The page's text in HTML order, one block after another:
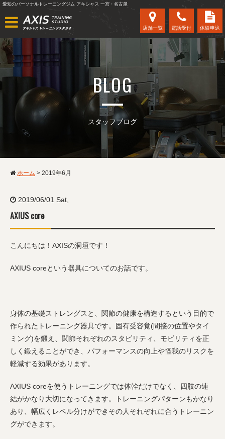
愛知のパーソナルトレーニングジム アキシャス 一宮・名古屋
店舗一覧 電話受付 体験申込
BLOG
スタッフブログ
ホーム > 2019年6月
2019/06/01 Sat,
AXIUS core
こんにちは！AXISの洞垣です！
AXIUS coreという器具についてのお話です。
身体の基礎ストレングスと、関節の健康を構造するという目的で
作られたトレーニング器具です。固有受容覚(間接の位置やタイ
ミング)を鍛え、関節それぞれのスタビリティ、モビリティを正
しく鍛えることができ、パフォーマンスの向上や怪我のリスクを
軽減する効果があります。
AXIUS coreを使うトレーニングでは体幹だけでなく、四肢の連
結がかなり大切になってきます。トレーニングパターンもかなり
あり、幅広くレベル分けができその人それぞれに合うトレーニン
グができます。